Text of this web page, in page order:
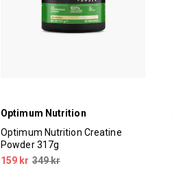
Optimum Nutrition
Optimum Nutrition Creatine
Powder 317g
159 kr 349 kr